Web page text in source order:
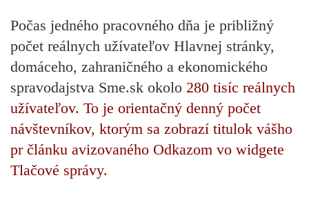
Počas jedného pracovného dňa je približný
počet reálnych užívateľov Hlavnej stránky,
domáceho, zahraničného a ekonomického
spravodajstva Sme.sk okolo 280 tisíc reálnych
užívateľov. To je orientačný denný počet
návštevníkov, ktorým sa zobrazí titulok vášho
pr článku avizovaného Odkazom vo widgete
Tlačové správy.